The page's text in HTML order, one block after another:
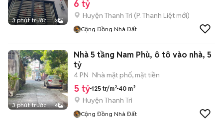
3 phút trước 3
6 tỷ
Huyện Thanh Trì (P. Thanh Liệt mới)
Cộng Đồng Nhà Đất
3 phút trước 4
Nhà 5 tầng Nam Phù, ô tô vào nhà, 5
tỷ
4 PN Nhà mặt phố, mặt tiền
5 tỷ 125 tr/m² 40 m²
Huyện Thanh Trì
Cộng Đồng Nhà Đất